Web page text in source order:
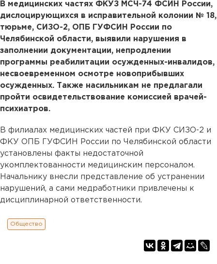
В медицинских частях ФКУЗ МСЧ-74 ФСИН России,
дислоцирующихся в исправительной колонии № 18,
тюрьме, СИЗО-2, ОПБ ГУФСИН России по
Челябинской области, выявили нарушения в
заполнении документации, непродлении
программы реабилитации осужденных-инвалидов,
несвоевременном осмотре новоприбывших
осужденных. Также насильникам не предлагали
пройти освидетельствование комиссией врачей-
психиатров.
В филиалах медицинских частей при ФКУ СИЗО-2 и
ФКУ ОПБ ГУФСИН России по Челябинской области
установлены факты недостаточной
укомплектованности медицинским персоналом.
Начальнику внесли представление об устранении
нарушений, а сами медработники привлечены к
дисциплинарной ответственности.
Общество